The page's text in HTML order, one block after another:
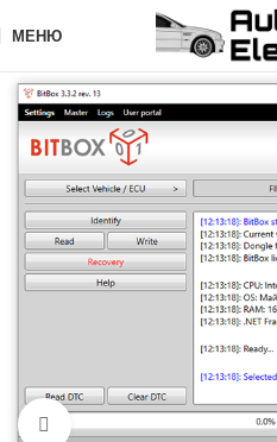
МЕНЮ
Нажмите, чтобы увеличить